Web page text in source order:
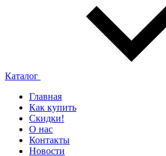
Каталог
Главная
Как купить
Скидки!
О нас
Контакты
Новости